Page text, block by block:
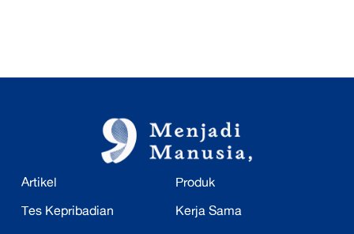
Artikel
Tes Kepribadian
Produk
Kerja Sama